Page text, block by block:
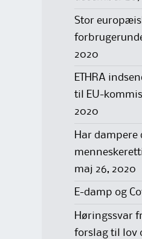
Stor
2020
ETHRA
til EU-
2020
Har dampere
maj 26, 2020
E-damp og
Høringssvar
forslag til lov